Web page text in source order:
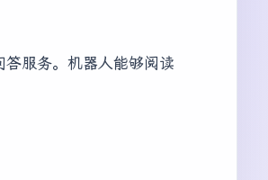
服务。机器人能够阅读